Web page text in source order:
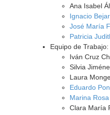
Ana Isabel
Ignacio
José María
Patricia
Equipo de Trabajo:
Iván Cruz
Silvia
Laura
Eduardo
Marina
Clara María